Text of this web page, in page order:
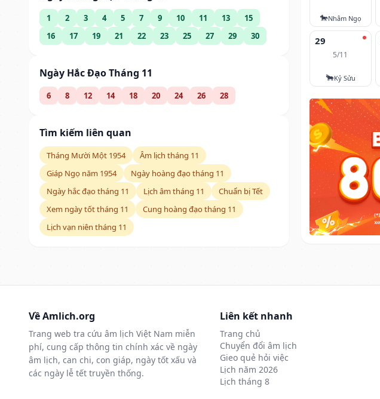
1 2 3 4 5 7 9 10 11 13
15
16
17 19 21 22 23 25 27 29 30
Ngày Hắc Đạo Tháng 11
6 8 12 14 18 20 24 26 28
Tìm kiếm liên quan
Tháng Mười Một 1954
Âm lịch tháng 11
Giáp Ngọ năm 1954
Ngày hoàng đạo tháng 11
Ngày hắc đạo tháng 11
Lịch âm tháng 11
Chuẩn bị Tết
Xem ngày tốt tháng 11
Cung hoàng đạo tháng 11
Lịch vạn niên tháng 11
🐎Nhâm Ngọ
29
5/11
🐂Kỷ Sửu
Về Amlich.org
Trang web tra cứu âm lịch Việt Nam miễn
phí, cung cấp thông tin chính xác về ngày
âm lịch, can chi, con giáp, ngày tốt xấu và
các ngày lễ tết truyền thống.
Liên kết nhanh
Trang chủ
Chuyển đổi âm lịch
Gieo quẻ hỏi việc
Lịch năm 2026
Lịch tháng 8